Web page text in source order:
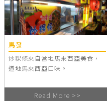
馬發
炒粿條來自當地馬來西亞美食，
道地馬來西亞口味。
Read More >>